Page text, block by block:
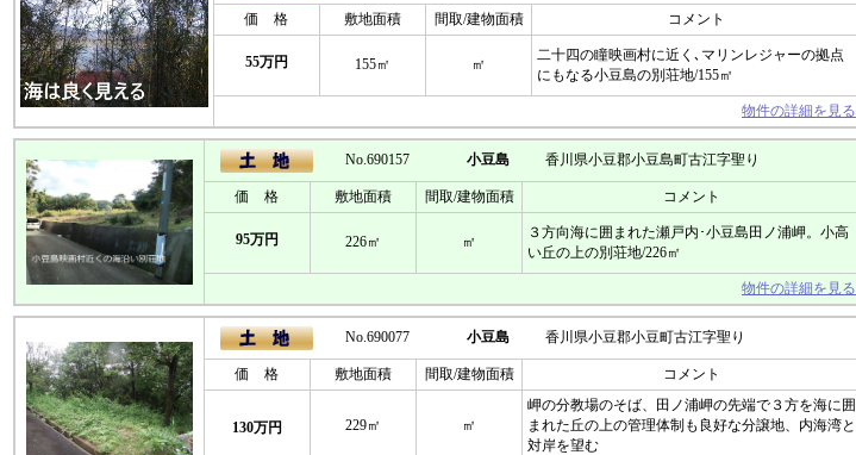
価 格 敷地面積 間取/建物面積 コメント
55万円 155㎡ ㎡
二十四の瞳映画村に近く､マリンレジャーの拠点
にもなる小豆島の別荘地/155㎡
物件の詳細を見る
No.690157 小豆島 香川県小豆郡小豆島町古江字聖り
価 格 敷地面積 間取/建物面積 コメント
95万円 226㎡ ㎡
３方向海に囲まれた瀬戸内･小豆島田ノ浦岬。小高
い丘の上の別荘地/226㎡
物件の詳細を見る
No.690077 小豆島 香川県小豆郡小豆町古江字聖り
価 格 敷地面積 間取/建物面積 コメント
130万円 229㎡ ㎡
岬の分教場のそば、田ノ浦岬の先端で３方を海に囲
まれた丘の上の管理体制も良好な分譲地、内海湾と
対岸を望む